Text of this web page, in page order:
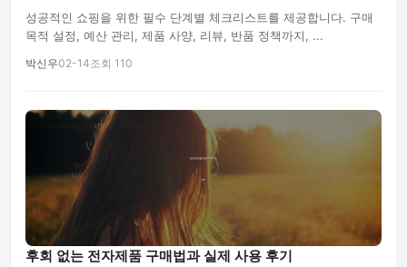
성공적인 쇼핑을 위한 필수 단계별 체크리스트를 제공합니다. 구매
목적 설정, 예산 관리, 제품 사양, 리뷰, 반품 정책까지, ...
박신우02-14조회 110
후회 없는 전자제품 구매법과 실제 사용 후기